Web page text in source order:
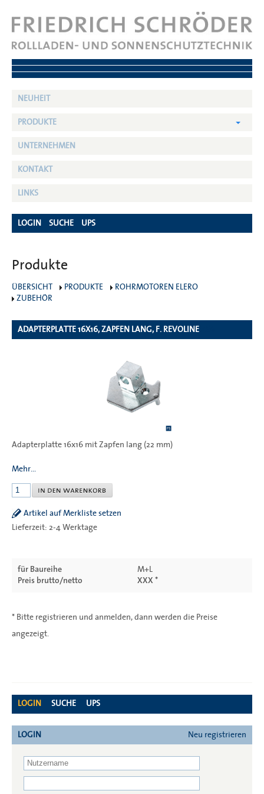
NEUHEIT
PRODUKTE
UNTERNEHMEN
KONTAKT
LINKS
LOGIN SUCHE UPS
Produkte
ÜBERSICHT PRODUKTE
ROHRMOTOREN ELERO
ZUBEHÖR
ADAPTERPLATTE 16X16, ZAPFEN LANG, F. REVOLINE
Adapterplatte 16x16 mit Zapfen lang (22 mm)
Mehr...
Artikel auf Merkliste setzen
Lieferzeit: 2-4 Werktage
für Baureihe
M+L
Preis brutto/netto
XXX *
* Bitte registrieren und anmelden, dann werden die Preise
angezeigt.
LOGIN SUCHE UPS
LOGIN Neu registrieren